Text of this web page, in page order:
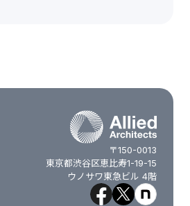
〒150-0013
東京都渋谷区恵比寿1-19-15
ウノサワ東急ビル 4階